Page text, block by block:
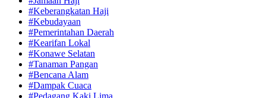
#Keberangkatan Haji
#Kebudayaan
#Pemerintahan Daerah
#Kearifan Lokal
#Konawe Selatan
#Tanaman Pangan
#Bencana Alam
#Dampak Cuaca